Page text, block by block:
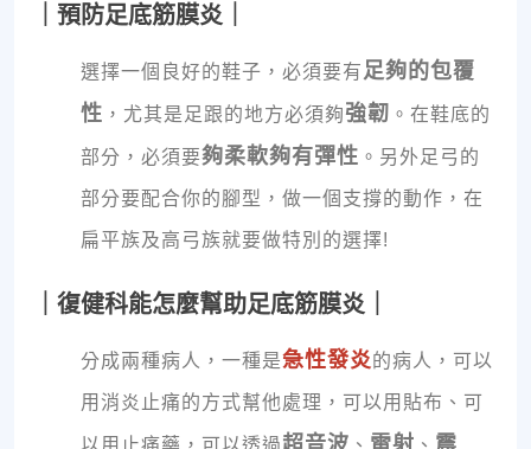
｜預防足底筋膜炎｜
選擇一個良好的鞋子，必須要有 足夠的包覆
性 ，尤其是足跟的地方必須夠強韌 。在鞋底的
部分，必須要夠柔軟夠有彈性 。另外足弓的
部分要配合你的腳型，做一個支撐的動作，在
扁平族及高弓族就要做特別的選擇!
｜復健科能怎麼幫助足底筋膜炎｜
分成兩種病人，一種是急性發炎的病人，可以
用消炎止痛的方式幫他處理，可以用貼布、可
以用止痛藥，可以透過超音波 、 雷射 、 震